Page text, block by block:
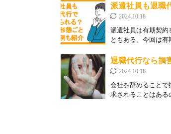
派遣社員も退職
2024.10.18
派遣社員は有期契約
ともある。今回は
退職代行なら損
2024.10.18
会社を辞めること
求されることはあ